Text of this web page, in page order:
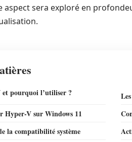
sera exploré en
et pourquoi l’utiliser ?
Hyper-V sur Windows 11
la compatibilité système